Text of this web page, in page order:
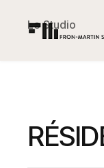
Le Studio